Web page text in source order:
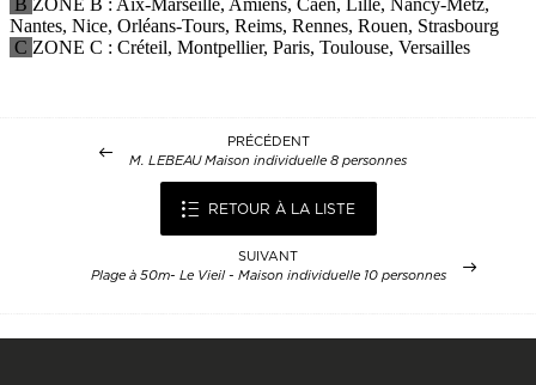
PRÉCÉDENT
M. LEBEAU Maison individuelle 8 personnes
RETOUR À LA LISTE
SUIVANT
Plage à 50m- Le Vieil - Maison individuelle 10 personnes